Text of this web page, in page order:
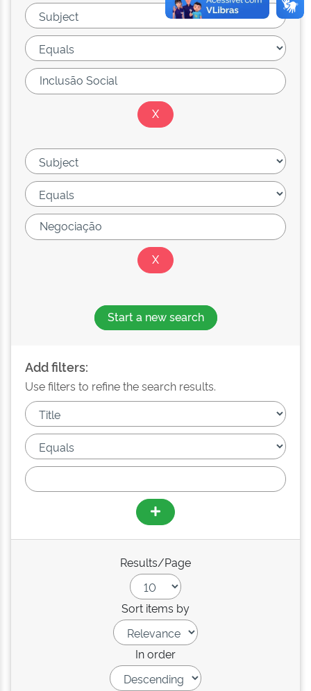
Start a new search
Add filters:
Use filters to refine the search results.
Results/Page
Sort items by
In order